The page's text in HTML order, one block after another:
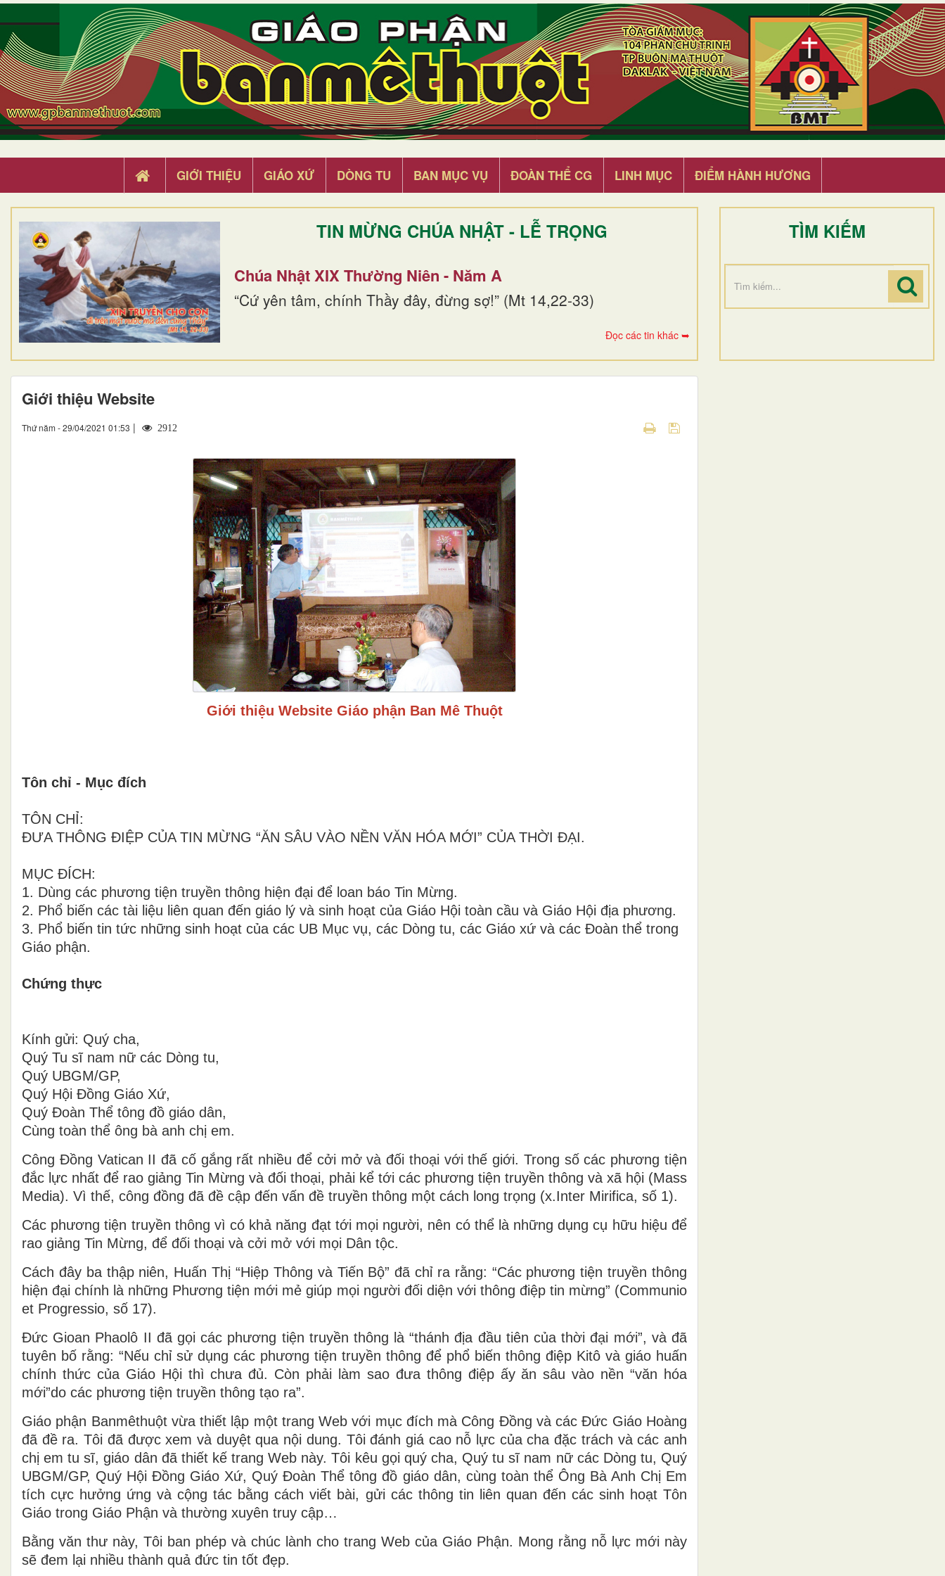
GIỚI THIỆU GIÁO XỨ DÒNG TU BAN MỤC VỤ ĐOÀN THỂ CG LINH MỤC ĐIỂM HÀNH HƯƠNG
TIN MỪNG CHÚA NHẬT - LỄ TRỌNG
Chúa Nhật XIX Thường Niên - Năm A
“Cứ yên tâm, chính Thầy đây, đừng sợ!” (Mt 14,22-33)
Đọc các tin khác ➥
TÌM KIẾM
Giới thiệu Website
Thứ năm - 29/04/2021 01:53 | 2912
Giới thiệu Website Giáo phận Ban Mê Thuột
Tôn chỉ - Mục đích
TÔN CHỈ:
ĐƯA THÔNG ĐIỆP CỦA TIN MỪNG “ĂN SÂU VÀO NỀN VĂN HÓA MỚI” CỦA THỜI ĐẠI.
MỤC ĐÍCH:
1. Dùng các phương tiện truyền thông hiện đại để loan báo Tin Mừng.
2. Phổ biến các tài liệu liên quan đến giáo lý và sinh hoạt của Giáo Hội toàn cầu và Giáo Hội địa phương.
3. Phổ biến tin tức những sinh hoạt của các UB Mục vụ, các Dòng tu, các Giáo xứ và các Đoàn thể trong
Giáo phận.
Chứng thực
Kính gửi: Quý cha,
Quý Tu sĩ nam nữ các Dòng tu,
Quý UBGM/GP,
Quý Hội Đồng Giáo Xứ,
Quý Đoàn Thể tông đồ giáo dân,
Cùng toàn thể ông bà anh chị em.
Công Đồng Vatican II đã cố gắng rất nhiều để cởi mở và đối thoại với thế giới. Trong số các phương tiện
đắc lực nhất để rao giảng Tin Mừng và đối thoại, phải kể tới các phương tiện truyền thông và xã hội (Mass
Media). Vì thế, công đồng đã đề cập đến vấn đề truyền thông một cách long trọng (x.Inter Mirifica, số 1).
Các phương tiện truyền thông vì có khả năng đạt tới mọi người, nên có thể là những dụng cụ hữu hiệu để
rao giảng Tin Mừng, để đối thoại và cởi mở với mọi Dân tộc.
Cách đây ba thập niên, Huấn Thị “Hiệp Thông và Tiến Bộ” đã chỉ ra rằng: “Các phương tiện truyền thông
hiện đại chính là những Phương tiện mới mẻ giúp mọi người đối diện với thông điệp tin mừng” (Communio
et Progressio, số 17).
Đức Gioan Phaolô II đã gọi các phương tiện truyền thông là “thánh địa đầu tiên của thời đại mới”, và đã
tuyên bố rằng: “Nếu chỉ sử dụng các phương tiện truyền thông để phổ biến thông điệp Kitô và giáo huấn
chính thức của Giáo Hội thì chưa đủ. Còn phải làm sao đưa thông điệp ấy ăn sâu vào nền “văn hóa
mới”do các phương tiện truyền thông tạo ra”.
Giáo phận Banmêthuột vừa thiết lập một trang Web với mục đích mà Công Đồng và các Đức Giáo Hoàng
đã đề ra. Tôi đã được xem và duyệt qua nội dung. Tôi đánh giá cao nỗ lực của cha đặc trách và các anh
chị em tu sĩ, giáo dân đã thiết kế trang Web này. Tôi kêu gọi quý cha, Quý tu sĩ nam nữ các Dòng tu, Quý
UBGM/GP, Quý Hội Đồng Giáo Xứ, Quý Đoàn Thể tông đồ giáo dân, cùng toàn thể Ông Bà Anh Chị Em
tích cực hưởng ứng và cộng tác bằng cách viết bài, gửi các thông tin liên quan đến các sinh hoạt Tôn
Giáo trong Giáo Phận và thường xuyên truy cập…
Bằng văn thư này, Tôi ban phép và chúc lành cho trang Web của Giáo Phận. Mong rằng nỗ lực mới này
sẽ đem lại nhiều thành quả đức tin tốt đẹp.